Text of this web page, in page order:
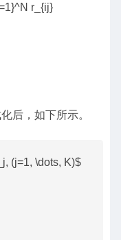
r_{ij}
后，如下所示。
(j=1, \dots, K)$